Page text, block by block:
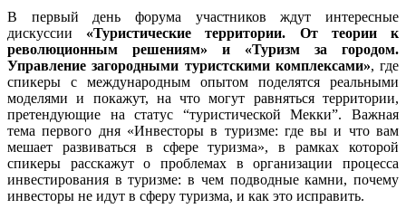
В первый день форума участников ждут интересные
дискуссии «Туристические территории. От теории к
революционным решениям» и «Туризм за городом.
Управление загородными туристскими комплексами», где
спикеры с международным опытом поделятся реальными
моделями и покажут, на что могут равняться территории,
претендующие на статус “туристической Мекки”. Важная
тема первого дня «Инвесторы в туризме: где вы и что вам
мешает развиваться в сфере туризма», в рамках которой
спикеры расскажут о проблемах в организации процесса
инвестирования в туризме: в чем подводные камни, почему
инвесторы не идут в сферу туризма, и как это исправить.